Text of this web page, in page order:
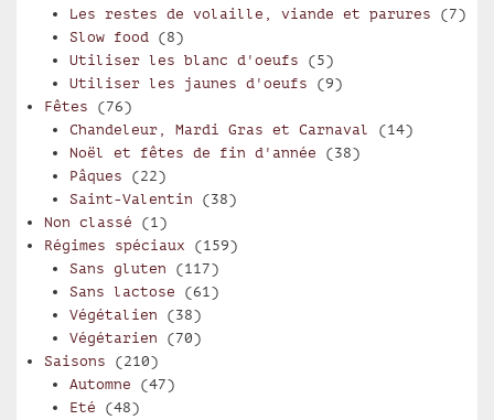
Les restes de volaille, viande et parures (7)
Slow food (8)
Utiliser les blanc d'oeufs (5)
Utiliser les jaunes d'oeufs (9)
Fêtes (76)
Chandeleur, Mardi Gras et Carnaval (14)
Noël et fêtes de fin d'année (38)
Pâques (22)
Saint-Valentin (38)
Non classé (1)
Régimes spéciaux (159)
Sans gluten (117)
Sans lactose (61)
Végétalien (38)
Végétarien (70)
Saisons (210)
Automne (47)
Eté (48)